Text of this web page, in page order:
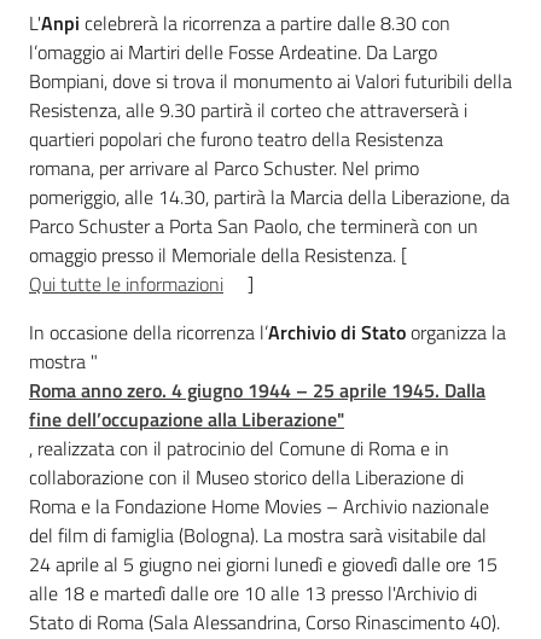
Regione
Novità
Servizi
Leggi Atti Bandi
L'Anpi celebrerà la ricorrenza a partire dalle 8.30 con
l’omaggio ai Martiri delle Fosse Ardeatine. Da Largo
Bompiani, dove si trova il monumento ai Valori futuribili della
Resistenza, alle 9.30 partirà il corteo che attraverserà i
quartieri popolari che furono teatro della Resistenza
romana, per arrivare al Parco Schuster. Nel primo
pomeriggio, alle 14.30, partirà la Marcia della Liberazione, da
Parco Schuster a Porta San Paolo, che terminerà con un
omaggio presso il Memoriale della Resistenza. [
Qui tutte le informazioni
]
In occasione della ricorrenza l’Archivio di Statoorganizza la
mostra "
Roma anno zero. 4 giugno 1944 – 25 aprile 1945. Dalla
fine dell’occupazione alla Liberazione"
, realizzata con il patrocinio del Comune di Roma e in
collaborazione con il Museo storico della Liberazione di
Roma e la Fondazione Home Movies – Archivio nazionale
del film di famiglia (Bologna). La mostra sarà visitabile dal
24 aprile al 5 giugno nei giorni lunedì e giovedì dalle ore 15
alle 18 e martedì dalle ore 10 alle 13 presso l'Archivio di
Stato di Roma (Sala Alessandrina, Corso Rinascimento 40).